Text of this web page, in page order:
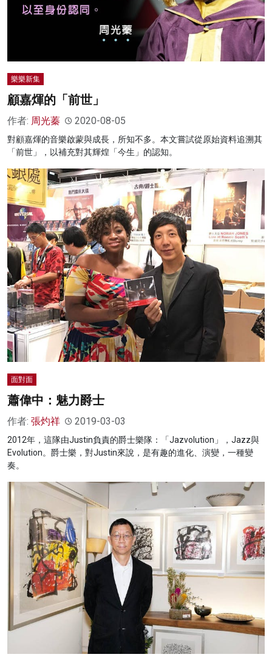
樂樂新集
顧嘉煇的「前世」
作者: 周光蓁 2020-08-05
對顧嘉煇的音樂啟蒙與成長，所知不多。本文嘗試從原始資料追溯其
「前世」，以補充對其輝煌「今生」的認知。
面對面
蕭偉中：魅力爵士
作者: 張灼祥 2019-03-03
2012年，這隊由Justin負責的爵士樂隊：「Jazvolution」，Jazz與
Evolution。爵士樂，對Justin來說，是有趣的進化、演變，一種變
奏。